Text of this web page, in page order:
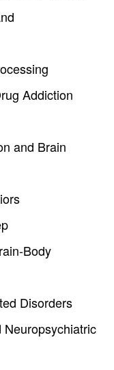
Addiction
and Brain
Body
Disorders